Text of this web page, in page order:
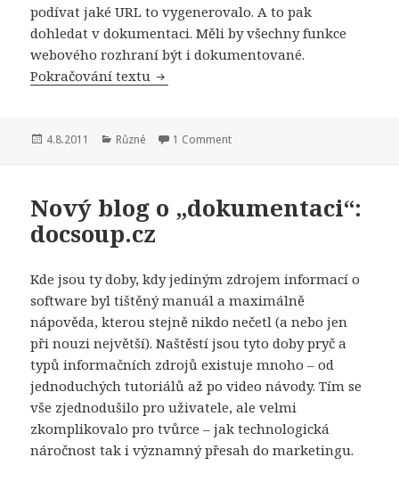
podívat jaké URL to vygenerovalo. A to pak
dohledat v dokumentaci. Měli by všechny funkce
webového rozhraní být i dokumentované.
Pokračování textu Přehled změn ve FlexiBee REST API v
Publikováno:
4.8.2011 Rubriky:
Různé 1 Comment
Nový blog o „dokumentaci“:
docsoup.cz
Kde jsou ty doby, kdy jediným zdrojem informací o
software byl tištěný manuál a maximálně
nápověda, kterou stejně nikdo nečetl (a nebo jen
při nouzi největší). Naštěstí jsou tyto doby pryč a
typů informačních zdrojů existuje mnoho – od
jednoduchých tutoriálů až po video návody. Tím se
vše zjednodušilo pro uživatele, ale velmi
zkomplikovalo pro tvůrce – jak technologická
náročnost tak i významný přesah do marketingu.